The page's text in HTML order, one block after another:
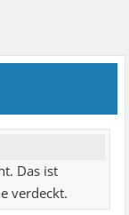
Das ist
verdeckt.